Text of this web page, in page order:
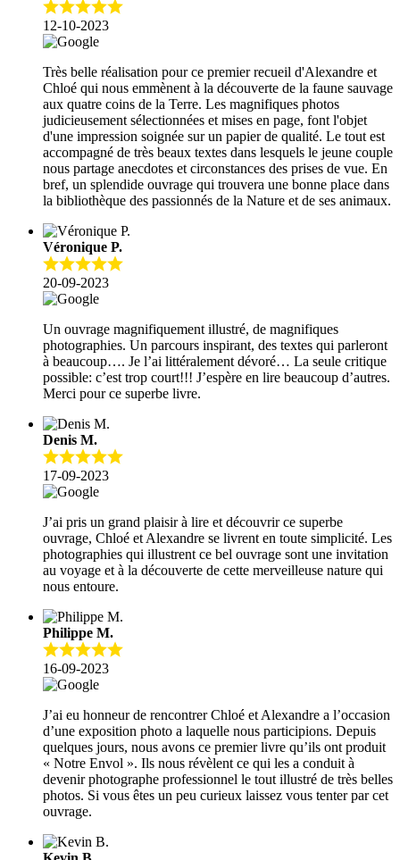
12-10-2023
Très belle réalisation pour ce premier recueil d'Alexandre et
Chloé qui nous emmènent à la découverte de la faune sauvage
aux quatre coins de la Terre. Les magnifiques photos
judicieusement sélectionnées et mises en page, font l'objet
d'une impression soignée sur un papier de qualité. Le tout est
accompagné de très beaux textes dans lesquels le jeune couple
nous partage anecdotes et circonstances des prises de vue. En
bref, un splendide ouvrage qui trouvera une bonne place dans
la bibliothèque des passionnés de la Nature et de ses animaux.
Véronique P.
20-09-2023
Un ouvrage magnifiquement illustré, de magnifiques
photographies. Un parcours inspirant, des textes qui parleront
à beaucoup…. Je l’ai littéralement dévoré… La seule critique
possible: c’est trop court!!! J’espère en lire beaucoup d’autres.
Merci pour ce superbe livre.
Denis M.
17-09-2023
J’ai pris un grand plaisir à lire et découvrir ce superbe
ouvrage, Chloé et Alexandre se livrent en toute simplicité. Les
photographies qui illustrent ce bel ouvrage sont une invitation
au voyage et à la découverte de cette merveilleuse nature qui
nous entoure.
Philippe M.
16-09-2023
J’ai eu honneur de rencontrer Chloé et Alexandre a l’occasion
d’une exposition photo a laquelle nous participions. Depuis
quelques jours, nous avons ce premier livre qu’ils ont produit
« Notre Envol ». Ils nous révèlent ce qui les a conduit à
devenir photographe professionnel le tout illustré de très belles
photos. Si vous êtes un peu curieux laissez vous tenter par cet
ouvrage.